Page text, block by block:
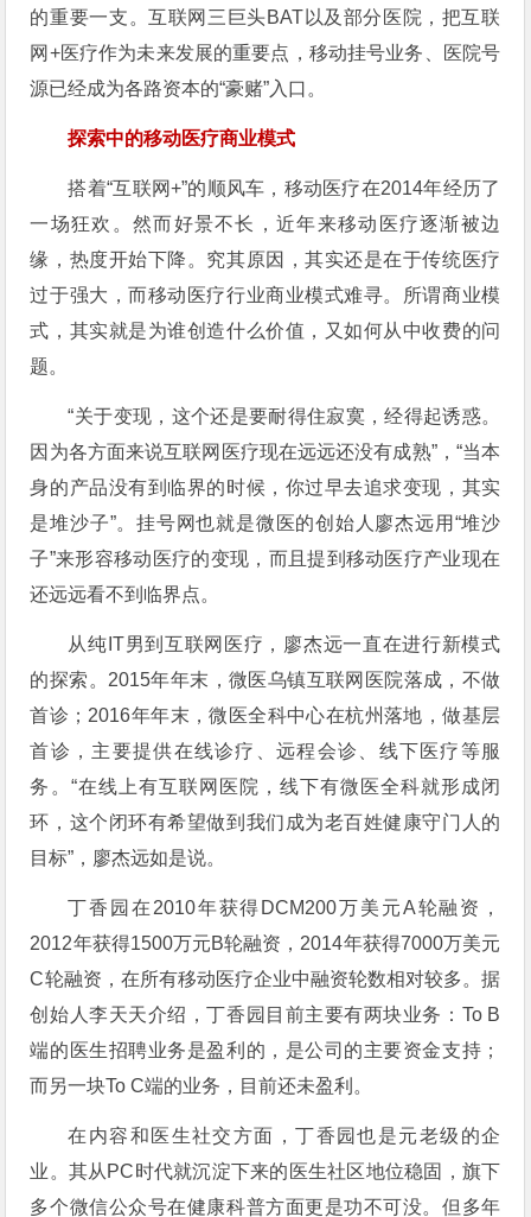
的重要一支。互联网三巨头BAT以及部分医院，把互联
网+医疗作为未来发展的重要点，移动挂号业务、医院号
源已经成为各路资本的“豪赌”入口。
探索中的移动医疗商业模式
搭着“互联网+”的顺风车，移动医疗在2014年经历了
一场狂欢。然而好景不长，近年来移动医疗逐渐被边
缘，热度开始下降。究其原因，其实还是在于传统医疗
过于强大，而移动医疗行业商业模式难寻。所谓商业模
式，其实就是为谁创造什么价值，又如何从中收费的问
题。
“关于变现，这个还是要耐得住寂寞，经得起诱惑。
因为各方面来说互联网医疗现在远远还没有成熟”，“当本
身的产品没有到临界的时候，你过早去追求变现，其实
是堆沙子”。挂号网也就是微医的创始人廖杰远用“堆沙
子”来形容移动医疗的变现，而且提到移动医疗产业现在
还远远看不到临界点。
从纯IT男到互联网医疗，廖杰远一直在进行新模式
的探索。2015年年末，微医乌镇互联网医院落成，不做
首诊；2016年年末，微医全科中心在杭州落地，做基层
首诊，主要提供在线诊疗、远程会诊、线下医疗等服
务。“在线上有互联网医院，线下有微医全科就形成闭
环，这个闭环有希望做到我们成为老百姓健康守门人的
目标”，廖杰远如是说。
丁香园在2010年获得DCM200万美元A轮融资，
2012年获得1500万元B轮融资，2014年获得7000万美元
C轮融资，在所有移动医疗企业中融资轮数相对较多。据
创始人李天天介绍，丁香园目前主要有两块业务：To B
端的医生招聘业务是盈利的，是公司的主要资金支持；
而另一块To C端的业务，目前还未盈利。
在内容和医生社交方面，丁香园也是元老级的企
业。其从PC时代就沉淀下来的医生社区地位稳固，旗下
多个微信公众号在健康科普方面更是功不可没。但多年